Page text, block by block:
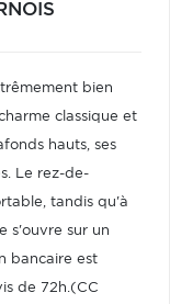
bien
classique et
hauts, ses
Le rez-de-
tandis qu'à
s'ouvre sur un
bancaire est
de 72h.(CC